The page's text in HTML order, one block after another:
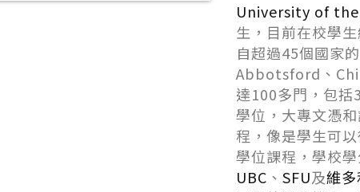
University of
⽣，⽬前在校學
⾃超過45個國家
Abbotsford、
達100多⾨，包括
學位，⼤專⽂憑
程，像是學⽣可
學位課程，學校
UBC 、 SFU及維